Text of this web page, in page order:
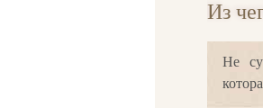
Из
Не